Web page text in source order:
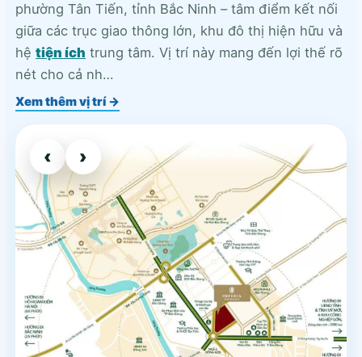
phường Tân Tiến, tỉnh Bắc Ninh – tâm điểm kết nối
giữa các trục giao thông lớn, khu đô thị hiện hữu và
hệ tiện ích trung tâm. Vị trí này mang đến lợi thế rõ
nét cho cả nh…
Xem thêm vị trí →
‹ ›